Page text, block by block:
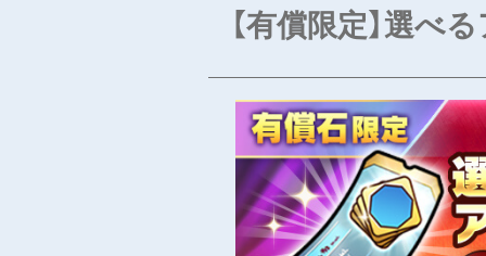
【有償限定】選べ